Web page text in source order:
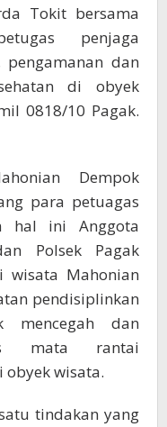
Tokit bersama
penjaga
pengamanan dan
di obyek
0818/10 Pagak.
Dempok
para petuagas
hal ini Anggota
Polsek Pagak
wisata Mahonian
pendisiplinkan
mencegah dan
mata rantai
obyek wisata.
tindakan yang